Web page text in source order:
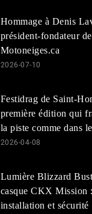
Hommage à Denis
président-fondateur de
Motoneiges.ca
2026-07-10
Festidrag de Saint-
première édition qui
la piste comme dans
2026-04-08
Lumière Blizzard
casque CKX Mission
installation et sécurité